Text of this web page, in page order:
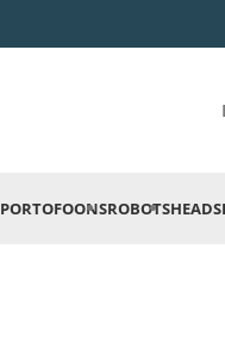
PORTOFOONSROBOTS